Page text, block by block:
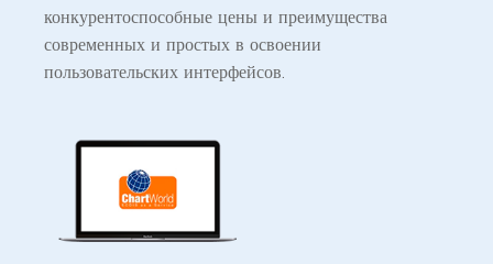
конкурентоспособные цены и преимущества
современных и простых в освоении
пользовательских интерфейсов.